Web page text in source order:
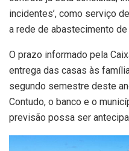
incidentes’, como serviço
a rede de abastecimento
O prazo informado pela
entrega das casas às
segundo semestre deste
Contudo, o banco e o
previsão possa ser